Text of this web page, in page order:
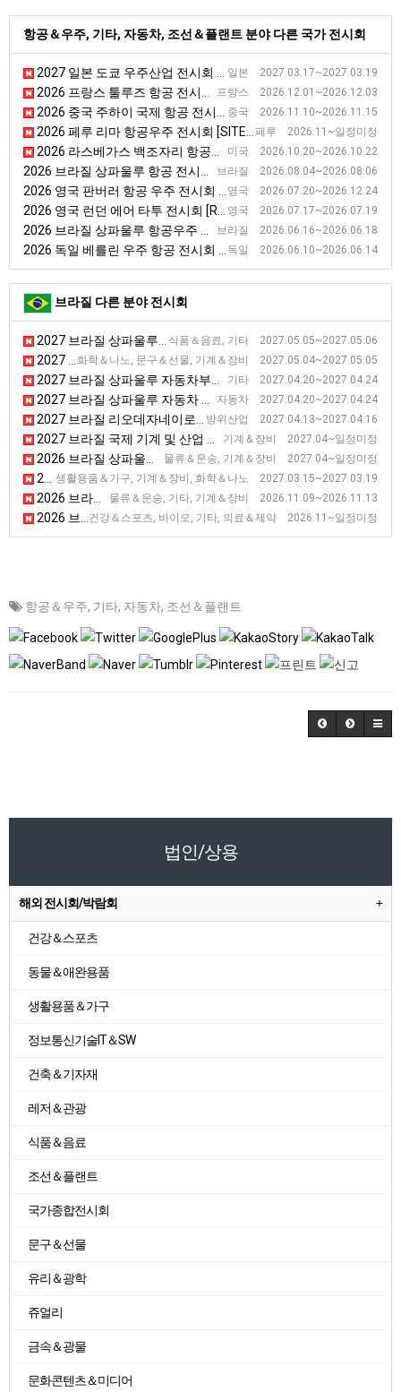
항공＆우주, 기타, 자동차, 조선＆플랜트 분야 다른 국가 전시회
일본 2027.03.17~2027.03.19
2027 일본 도쿄 우주산업 전시회 [ISIEX]
프랑스 2026.12.01~2026.12.03
2026 프랑스 툴루즈 항공 전시회 [AEROMART]
중국 2026.11.10~2026.11.15
2026 중국 주하이 국제 항공 전시회
페루 2026.11~일정미정
2026 페루 리마 항공우주 전시회 [SITEDRONE]
미국 2026.10.20~2026.10.22
2026 라스베가스 백조자리 항공산업 엑스포 [NBAA-BACE]
브라질 2026.08.04~2026.08.06
2026 브라질 상파울루 항공 전시회 [labace]
영국 2026.07.20~2026.12.24
2026 영국 판버러 항공 우주 전시회 [Farnborough International Air Show]
영국 2026.07.17~2026.07.19
2026 영국 런던 에어 타투 전시회 [RIAT]
브라질 2026.06.16~2026.06.18
2026 브라질 상파울루 항공우주 전시회 [SpaceBR Show]
독일 2026.06.10~2026.06.14
2026 독일 베를린 우주 항공 전시회 [ILA ]
브라질 다른 분야 전시회
식품＆음료, 기타 2027.05.05~2027.05.06
2027 브라질 상파울루 맥주산업 전시회 [ForBeer]
화학＆나노, 문구＆선물, 기계＆장비 2027.05.04~2027.05.05
2027 브라질 상파울루 플렉소 그래픽, 인쇄, 라벨 및 태그 전시회 [FLEXO & LABELS]
기타 2027.04.20~2027.04.24
2027 브라질 상파울루 자동차부품 전시회
자동차 2027.04.20~2027.04.24
2027 브라질 상파울루 자동차 부품, 장비 및 서비스 전시회 [Autoparts]
방위산업 2027.04.13~2027.04.16
2027 브라질 리오데자네이로 항공우주, 방위 전시회 [LAAD Defence & Security]
기계＆장비 2027.04~일정미정
2027 브라질 국제 기계 및 산업 자동화 박람회 [Autocom]
물류＆운송, 기계＆장비 2027.04~일정미정
2026 브라질 상파울루 철도 산업 전시회 [NT Expo]
생활용품＆가구, 기계＆장비, 화학＆나노 2027.03.15~2027.03.19
2027 브라질 상파울루 플라스틱 전시회 [FEIPLASTIC]
물류＆운송, 기타, 기계＆장비 2026.11.09~2026.11.13
2026 브라질 상파울루 국제 물류 산업 전시회 [Movimat]
건강＆스포츠, 바이오, 기타, 의료＆제약 2026.11~일정미정
2026 브라질 상파울루 카나비스 산업 전시회 [EXPOCANNABIS BRASIL]
항공＆우주, 기타, 자동차, 조선＆플랜트
법인/상용
해외 전시회/박람회
건강＆스포츠
동물＆애완용품
생활용품＆가구
정보통신기술IT＆SW
건축＆기자재
레저＆관광
식품＆음료
조선＆플랜트
국가종합전시회
문구＆선물
유리＆광학
쥬얼리
금속＆광물
문화콘텐츠＆미디어